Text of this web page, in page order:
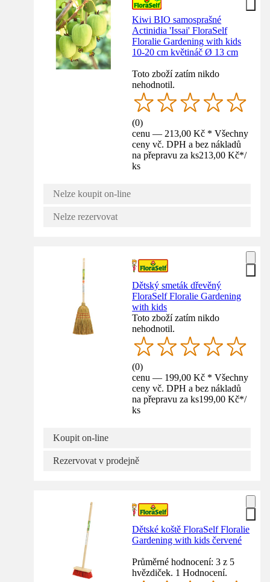
Kiwi BIO samosprašné
Actinidia 'Issai' FloraSelf
Floralie Gardening with kids
10-20 cm květináč Ø 13 cm
Toto zboží zatím nikdo
nehodnotil.
(0)
cenu — 213,00 Kč * Všechny
ceny vč. DPH a bez nákladů
na přepravu za ks213,00 Kč*/
ks
Nelze koupit on-line
Nelze rezervovat
Dětský smeták dřevěný
FloraSelf Floralie Gardening
with kids
Toto zboží zatím nikdo
nehodnotil.
(0)
cenu — 199,00 Kč * Všechny
ceny vč. DPH a bez nákladů
na přepravu za ks199,00 Kč*/
ks
Koupit on-line
Rezervovat v prodejně
Dětské koště FloraSelf Floralie
Gardening with kids červené
Průměrné hodnocení: 3 z 5
hvězdiček. 1 Hodnocení.